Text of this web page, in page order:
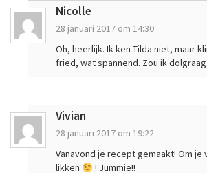
Nicolle
28 januari 2017 om 14:30
Oh, heerlijk. Ik ken Tilda niet, maar
fried, wat spannend. Zou ik
Vivian
28 januari 2017 om 19:22
Vanavond je recept gemaakt! Om je
likken
! Jummie!!